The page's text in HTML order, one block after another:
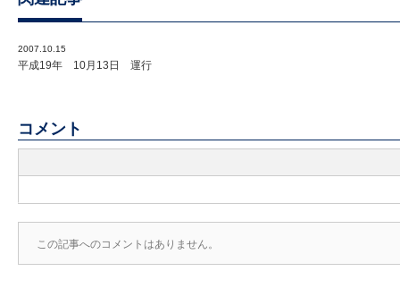
2007.10.15
平成19年 10月13日 運行
コメント
この記事へのコメントはありません。